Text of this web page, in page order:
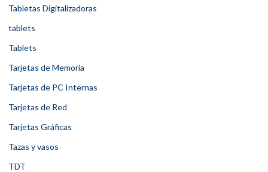
Tabletas Digitalizadoras
tablets
Tablets
Tarjetas de Memoria
Tarjetas de PC Internas
Tarjetas de Red
Tarjetas Gráficas
Tazas y vasos
TDT